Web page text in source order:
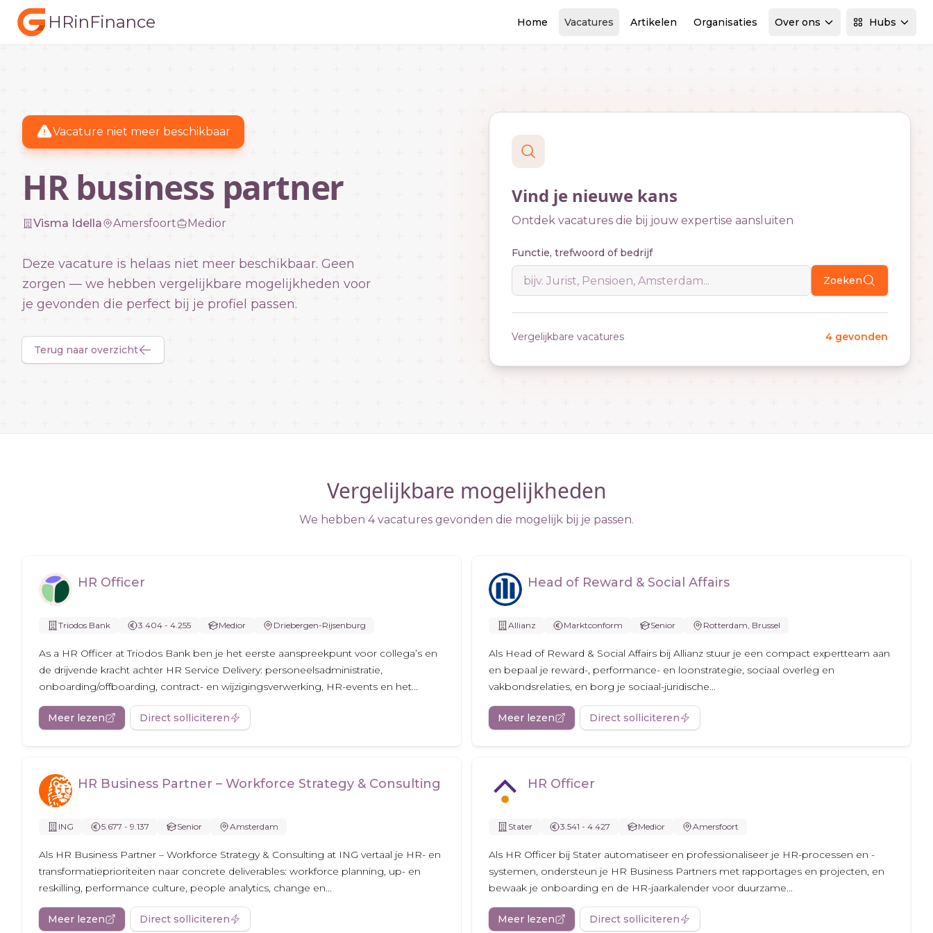
HRinFinance Home Vacatures Artikelen Organisaties Over ons Hubs
Vacature niet meer beschikbaar
HR business partner
Visma Idella Amersfoort Medior
Deze vacature is helaas niet meer beschikbaar. Geen
zorgen — we hebben vergelijkbare mogelijkheden voor
je gevonden die perfect bij je profiel passen.
Terug naar overzicht
Vind je nieuwe kans
Ontdek vacatures die bij jouw expertise aansluiten
Functie, trefwoord of bedrijf
Zoeken
Vergelijkbare vacatures 4 gevonden
Vergelijkbare mogelijkheden
We hebben 4 vacatures gevonden die mogelijk bij je passen.
HR Officer
Triodos Bank 3.404 - 4.255 Medior Driebergen-Rijsenburg
As a HR Officer at Triodos Bank ben je het eerste aanspreekpunt voor collega’s en
de drijvende kracht achter HR Service Delivery: personeelsadministratie,
onboarding/offboarding, contract- en wijzigingsverwerking, HR-events en het...
Meer lezen Direct solliciteren
Head of Reward & Social Affairs
Allianz Marktconform Senior Rotterdam, Brussel
Als Head of Reward & Social Affairs bij Allianz stuur je een compact expertteam aan
en bepaal je reward-, performance- en loonstrategie, sociaal overleg en
vakbondsrelaties, en borg je sociaal-juridische...
Meer lezen Direct solliciteren
HR Business Partner – Workforce Strategy & Consulting
ING 5.677 - 9.137 Senior Amsterdam
Als HR Business Partner – Workforce Strategy & Consulting at ING vertaal je HR- en
transformatieprioriteiten naar concrete deliverables: workforce planning, up- en
reskilling, performance culture, people analytics, change en...
Meer lezen Direct solliciteren
HR Officer
Stater 3.541 - 4.427 Medior Amersfoort
Als HR Officer bij Stater automatiseer en professionaliseer je HR-processen en -
systemen, ondersteun je HR Business Partners met rapportages en projecten, en
bewaak je onboarding en de HR-jaarkalender voor duurzame...
Meer lezen Direct solliciteren